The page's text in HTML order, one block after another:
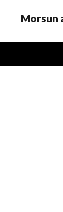
Morsun